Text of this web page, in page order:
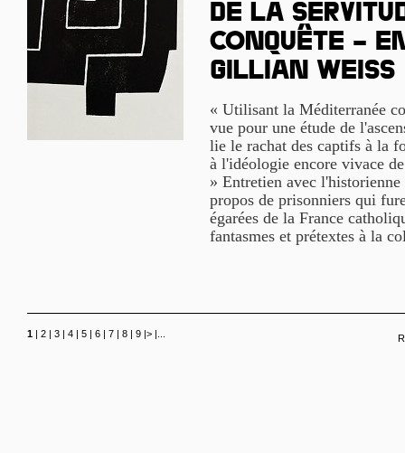
De la
conquête –
Gillian Weiss
« Utilisant la Méditerranée
vue pour une étude de
lie le rachat des captifs à la
à l'idéologie encore vivace
» Entretien avec
propos de prisonniers qui
égarées de la France
fantasmes et prétextes à la
1 | 2 | 3 | 4 | 5 | 6 | 7 | 8 | 9 |> |